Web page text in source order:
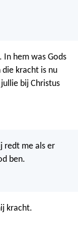
In hem was Gods
kracht is nu
bij Christus
redt me als er
ben.
kracht.